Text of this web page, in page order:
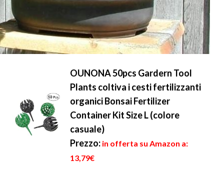
OUNONA 50pcs Gardern Tool
Plants coltiva i cesti fertilizzanti
organici Bonsai Fertilizer
Container Kit Size L (colore
casuale)
Prezzo: in offerta su Amazon a:
13,79€